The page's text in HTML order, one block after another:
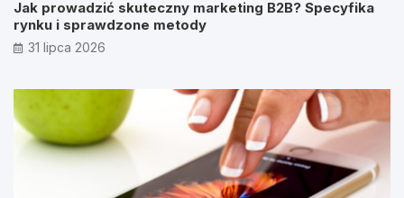
Jak prowadzić skuteczny marketing B2B? Specyfika
rynku i sprawdzone metody
31 lipca 2026